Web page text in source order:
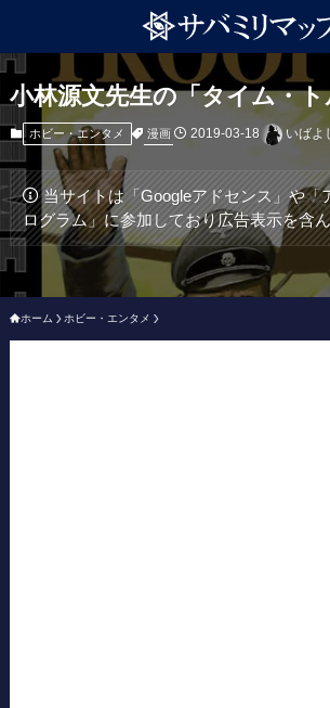
小林源文先生の「タイム・
ホビー・エンタメ 漫画 2019-03-18 いばよ
当サイトは「Googleアドセンス」や「
ログラム」に参加しており広告表示を含
ホーム ホビー・エンタメ